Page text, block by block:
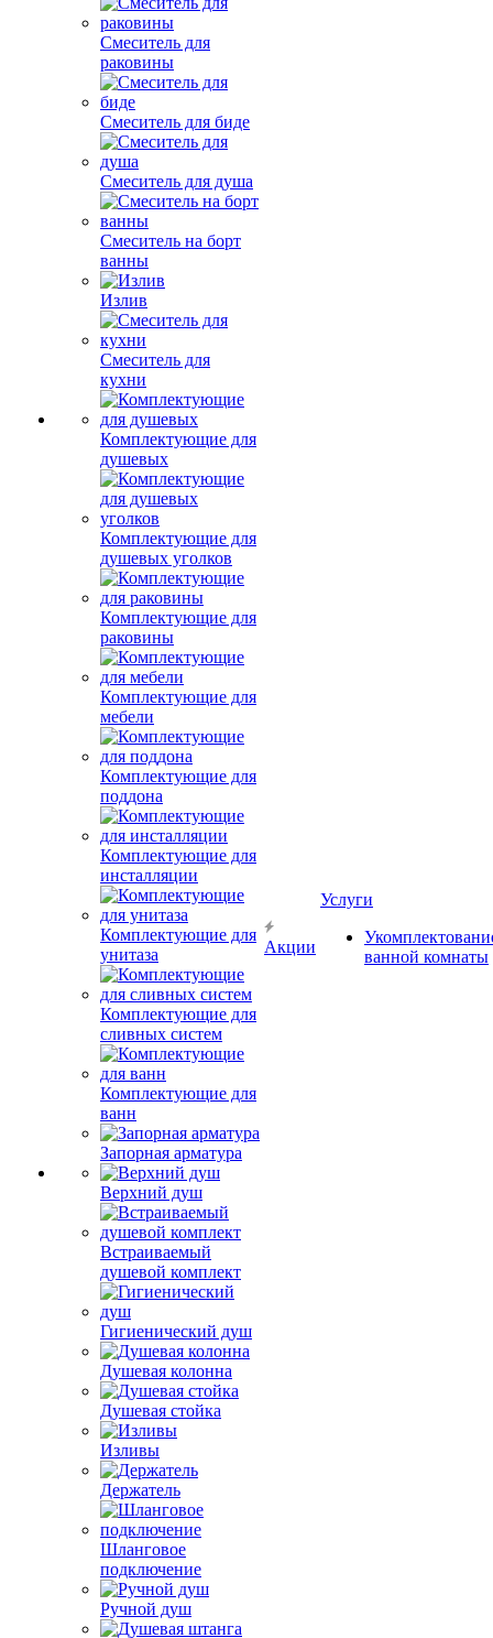
Смеситель для
раковины
Смеситель для биде
Смеситель для душа
Смеситель на борт
ванны
Излив
Смеситель для
кухни
Комплектующие для
душевых
Комплектующие для
душевых уголков
Комплектующие для
раковины
Комплектующие для
мебели
Комплектующие для
поддона
Комплектующие для
инсталляции
Комплектующие для
унитаза
Комплектующие для
сливных систем
Комплектующие для
ванн
Запорная арматура
Верхний душ
Встраиваемый
душевой комплект
Гигиенический душ
Душевая колонна
Душевая стойка
Изливы
Держатель
Шланговое
подключение
Ручной душ
Акции
Услуги
ванной комнаты